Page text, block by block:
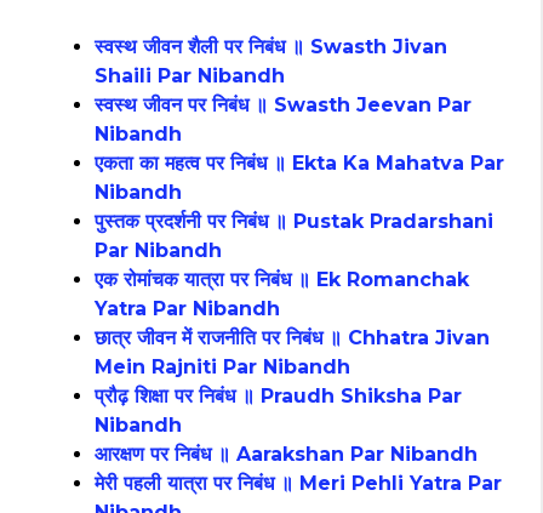
स्वस्थ जीवन शैली पर निबंध ॥ Swasth Jivan
Shaili Par Nibandh
स्वस्थ जीवन पर निबंध ॥ Swasth Jeevan Par
Nibandh
एकता का महत्व पर निबंध ॥ Ekta Ka Mahatva Par
Nibandh
पुस्तक प्रदर्शनी पर निबंध ॥ Pustak Pradarshani
Par Nibandh
एक रोमांचक यात्रा पर निबंध ॥ Ek Romanchak
Yatra Par Nibandh
छात्र जीवन में राजनीति पर निबंध ॥ Chhatra Jivan
Mein Rajniti Par Nibandh
प्रौढ़ शिक्षा पर निबंध ॥ Praudh Shiksha Par
Nibandh
आरक्षण पर निबंध ॥ Aarakshan Par Nibandh
मेरी पहली यात्रा पर निबंध ॥ Meri Pehli Yatra Par